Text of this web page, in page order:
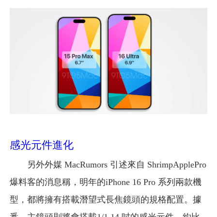
感光元件進化
另外外媒 MacRumors 引述來自 ShrimpApplePro
爆料客的消息稱，明年的iPhone 16 Pro 系列兩款機
型，都將擁有搭載潛望式長焦鏡頭的規格配置。據